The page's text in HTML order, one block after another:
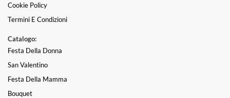
Cookie Policy
Termini E Condizioni
Catalogo:
Festa Della Donna
San Valentino
Festa Della Mamma
Bouquet